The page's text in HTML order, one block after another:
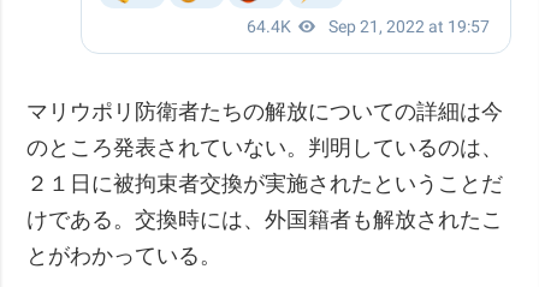
マリウポリ防衛者たちの解放についての詳細は今
のところ発表されていない。判明しているのは、
２１日に被拘束者交換が実施されたということだ
けである。交換時には、外国籍者も解放されたこ
とがわかっている。